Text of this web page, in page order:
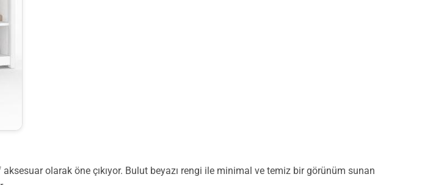
olarak öne çıkıyor. Bulut beyazı rengi ile minimal ve temiz bir görünüm sunan